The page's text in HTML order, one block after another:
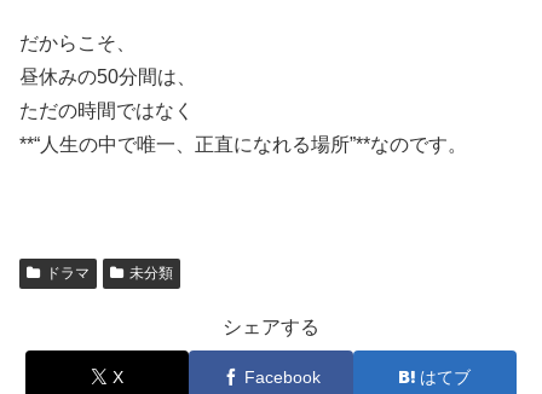
だからこそ、
昼休みの50分間は、
ただの時間ではなく
**“人生の中で唯一、正直になれる場所”**なのです。
ドラマ 未分類
シェアする
X Facebook はてブ